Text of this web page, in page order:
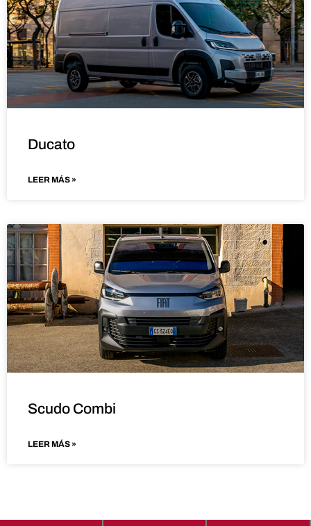
Ducato
LEER MÁS »
Scudo Combi
LEER MÁS »